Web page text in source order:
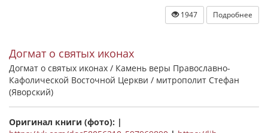
1947 Подробнее
Догмат о святых иконах
Догмат о святых иконах / Камень веры Православно-
Кафолической Восточной Церкви / митрополит Стефан
(Яворский)
Оригинал книги (фото): |